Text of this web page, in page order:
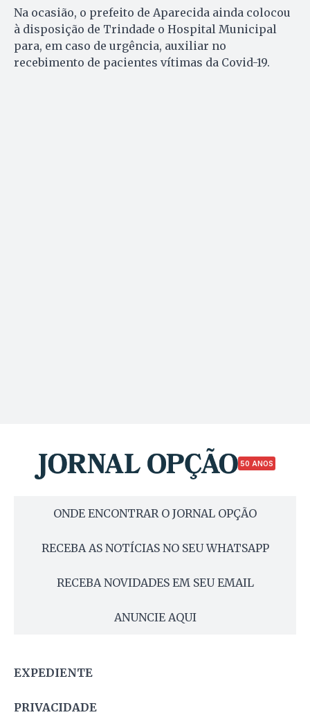
Na ocasião, o prefeito de Aparecida ainda colocou
à disposição de Trindade o Hospital Municipal
para, em caso de urgência, auxiliar no
recebimento de pacientes vítimas da Covid-19.
50 ANOS
ONDE ENCONTRAR O JORNAL OPÇÃO
RECEBA AS NOTÍCIAS NO SEU WHATSAPP
RECEBA NOVIDADES EM SEU EMAIL
ANUNCIE AQUI
EXPEDIENTE
PRIVACIDADE